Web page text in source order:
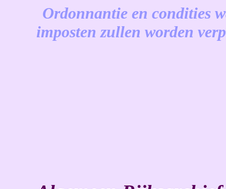
Ordonnantie en condities
imposten zullen worden